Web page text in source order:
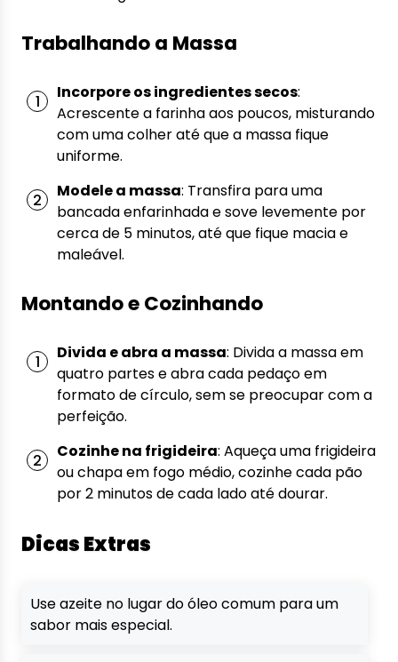
Trabalhando a Massa
Incorpore os ingredientes secos:
Acrescente a farinha aos poucos, misturando
com uma colher até que a massa fique
uniforme.
Modele a massa: Transfira para uma
bancada enfarinhada e sove levemente por
cerca de 5 minutos, até que fique macia e
maleável.
Montando e Cozinhando
Divida e abra a massa: Divida a massa em
quatro partes e abra cada pedaço em
formato de círculo, sem se preocupar com a
perfeição.
Cozinhe na frigideira: Aqueça uma frigideira
ou chapa em fogo médio, cozinhe cada pão
por 2 minutos de cada lado até dourar.
Dicas Extras
Use azeite no lugar do óleo comum para um
sabor mais especial.